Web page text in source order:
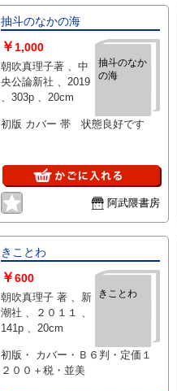
抽斗のなかの海
抽斗のなか
の海
￥ 1,000
朝吹真理子著 、中
央公論新社 、2019
、303p 、20cm
初版 カバー 帯 状態良好です
阿武隈書房
きことわ
きことわ
￥600
朝吹真理子 著 、新
潮社 、２０１１ 、
141p 、20cm
初版・ カバー・Ｂ６判・定価１
２００＋税・並美